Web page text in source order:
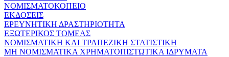
ΝΟΜΙΣΜΑΤΟΚΟΠΕΙΟ
ΕΚΔΟΣΕΙΣ
ΕΡΕΥΝΗΤΙΚΗ ΔΡΑΣΤΗΡΙΟΤΗΤΑ
ΕΞΩΤΕΡΙΚΟΣ ΤΟΜΕΑΣ
ΝΟΜΙΣΜΑΤΙΚΗ ΚΑΙ ΤΡΑΠΕΖΙΚΗ ΣΤΑΤΙΣΤΙΚΗ
ΜΗ ΝΟΜΙΣΜΑΤΙΚΑ ΧΡΗΜΑΤΟΠΙΣΤΩΤΙΚΑ ΙΔΡΥΜΑΤΑ